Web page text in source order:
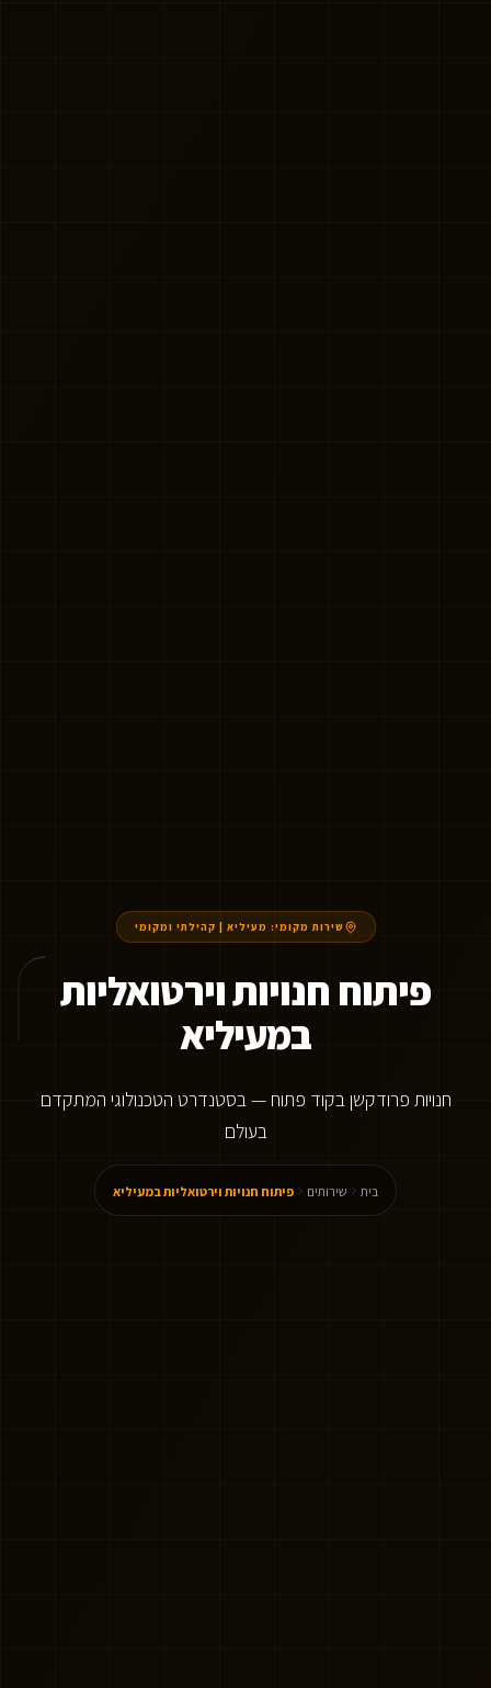
שירות מקומי: מעיליא קהילתי ומקומי
פיתוח חנויות וירטואליות
במעיליא
חנויות פרודקשן בקוד פתוח — בסטנדרט הטכנולוגי המתקדם
בעולם
בית שירותים פיתוח חנויות וירטואליות במעיליא